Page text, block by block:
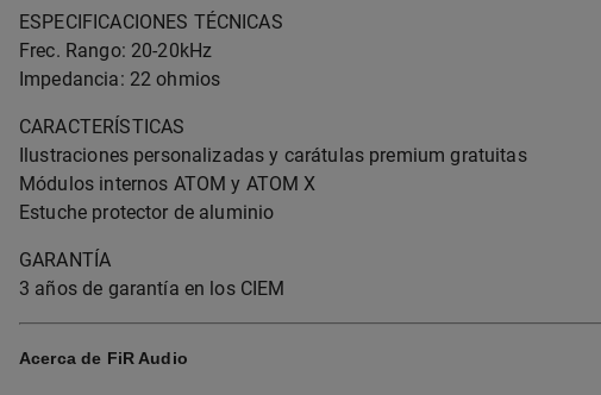
ESPECIFICACIONES TÉCNICAS
Frec. Rango: 20-20kHz
Impedancia: 22 ohmios
CARACTERÍSTICAS
Ilustraciones personalizadas y carátulas premium gratuitas
Módulos internos ATOM y ATOM X
Estuche protector de aluminio
GARANTÍA
3 años de garantía en los CIEM
Acerca de FiR Audio